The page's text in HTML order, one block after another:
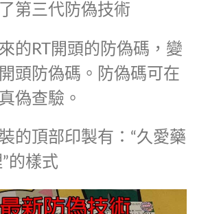
第三代防偽技術
的RT開頭的防偽碼，變
頭防偽碼。防偽碼可在
偽查驗。
的頂部印製有：“久愛藥
的樣式